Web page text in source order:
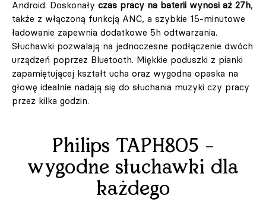
Android. Doskonały czas pracy na baterii wynosi aż 27h,
także z włączoną funkcją ANC, a szybkie 15-minutowe
ładowanie zapewnia dodatkowe 5h odtwarzania.
Słuchawki pozwalają na jednoczesne podłączenie dwóch
urządzeń poprzez Bluetooth. Miękkie poduszki z pianki
zapamiętującej kształt ucha oraz wygodna opaska na
głowę idealnie nadają się do słuchania muzyki czy pracy
przez kilka godzin.
Philips TAPH805 –
wygodne słuchawki dla
każdego